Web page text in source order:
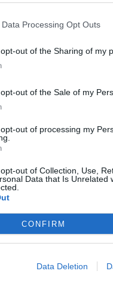
Data Processing Opt Outs
out of the Sharing of my
out of the Sale of my
out of processing my
out of Collection, Use,
Data that Is Unrelated
CONFIRM
Data Deletion